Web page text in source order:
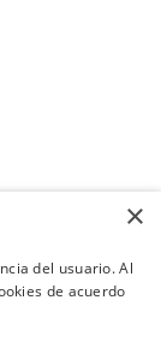
×
del usuario. Al
de acuerdo